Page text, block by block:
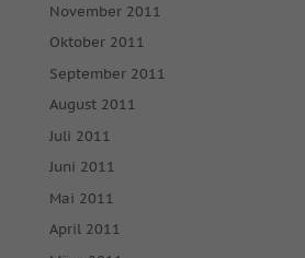
November 2011
Oktober 2011
September 2011
August 2011
Juli 2011
Juni 2011
Mai 2011
April 2011